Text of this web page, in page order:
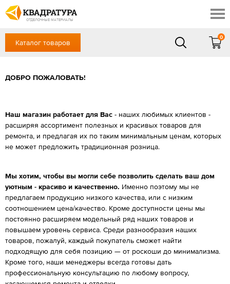
ОТДЕЛОЧНЫЕ МАТЕРИАЛЫ
Профи
Контакты
Доставка и оплата
Выставочный зал
Готовые решения
+7 (861) 217-94-70
Сб, Вс — выходной
Вход / Регистрация
Каталог товаров
0
ДОБРО ПОЖАЛОВАТЬ!
Наш магазин работает для Вас - наших любимых клиентов -
расширяя ассортимент полезных и красивых товаров для
ремонта, и предлагая их по таким минимальным ценам, которых
не может предложить традиционная розница.
Мы хотим, чтобы вы могли себе позволить сделать ваш дом
уютным - красиво и качественно. Именно поэтому мы не
предлагаем продукцию низкого качества, или с низким
соотношением цена/качество. Кроме доступности цены мы
постоянно расширяем модельный ряд наших товаров и
повышаем уровень сервиса. Среди разнообразия наших
товаров, пожалуй, каждый покупатель сможет найти
подходящую для себя позицию — от роскоши до минимализма.
Кроме того, наши менеджеры всегда готовы дать
профессиональную консультацию по любому вопросу,